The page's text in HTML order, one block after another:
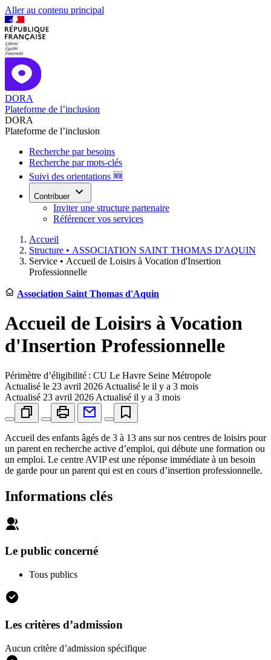
Aller au contenu principal
DORA
Plateforme de l’inclusion
DORA
Plateforme de l’inclusion
Recherche par besoins
Recherche par mots-clés
Suivi des orientations 🆕
Contribuer
Inviter une structure partenaire
Référencer vos services
Accueil
Structure • ASSOCIATION SAINT THOMAS D'AQUIN
Service • Accueil de Loisirs à Vocation d'Insertion
Professionnelle
Association Saint Thomas d'Aquin
Accueil de Loisirs à Vocation
d'Insertion Professionnelle
Périmètre d’éligibilité : CU Le Havre Seine Métropole
Actualisé le 23 avril 2026 Actualisé le il y a 3 mois
Actualisé 23 avril 2026 Actualisé il y a 3 mois
Accueil des enfants âgés de 3 à 13 ans sur nos centres de loisirs pour
un parent en recherche active d’emploi, qui débute une formation ou
un emploi. Le centre AVIP est une réponse immédiate à un besoin
de garde pour un parent qui est en cours d’insertion professionnelle.
Informations clés
Le public concerné
Tous publics
Les critères d’admission
Aucun critère d’admission spécifique